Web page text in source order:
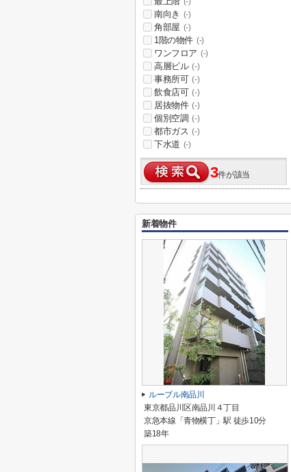
南向き (-)
角部屋 (-)
1階の物件 (-)
ワンフロア (-)
高層ビル (-)
事務所可 (-)
飲食店可 (-)
居抜物件 (-)
個別空調 (-)
都市ガス (-)
下水道 (-)
3件が該当
新着物件
ルーブル南品川
東京都品川区南品川４丁目
京急本線「青物横丁」駅 徒歩10分
築18年